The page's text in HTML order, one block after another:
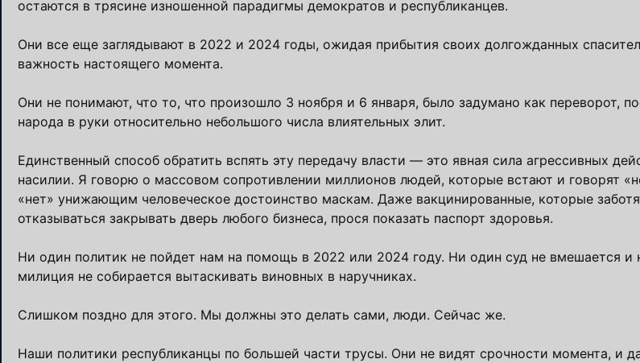
остаются в трясине изношенной парадигмы демократов и республиканцев.
Они все еще заглядывают в 2022 и 2024 годы, ожидая прибытия своих долгожданных
важность настоящего момента.
Они не понимают, что то, что произошло 3 ноября и 6 января, было задумано как переворот,
народа в руки относительно небольшого числа влиятельных элит.
Единственный способ обратить вспять эту передачу власти — это явная сила агрессивных
насилии. Я говорю о массовом сопротивлении миллионов людей, которые встают и говорят
«нет» унижающим человеческое достоинство маскам. Даже вакцинированные, которые
отказываться закрывать дверь любого бизнеса, прося показать паспорт здоровья.
Ни один политик не пойдет нам на помощь в 2022 или 2024 году. Ни один суд не вмешается и
милиция не собирается вытаскивать виновных в наручниках.
Слишком поздно для этого. Мы должны это делать сами, люди. Сейчас же.
Наши политики республиканцы по большей части трусы. Они не видят срочности момента, и